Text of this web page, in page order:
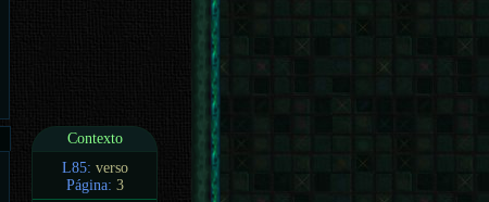
Contexto
L85: verso
Página: 3